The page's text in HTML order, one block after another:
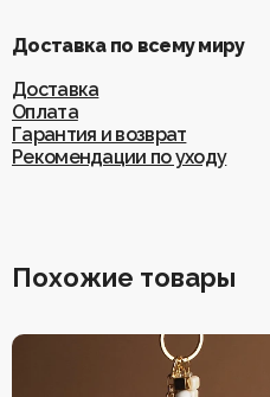
Доставка по всему миру
Доставка
Оплата
Гарантия и возврат
Рекомендации по уходу
Похожие товары